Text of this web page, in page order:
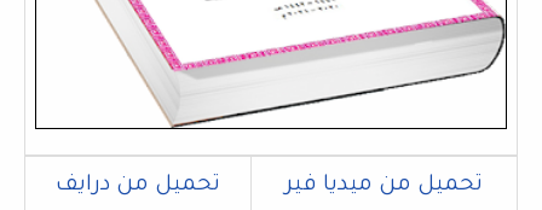
تحميل من ميديا فير تحميل من درايف